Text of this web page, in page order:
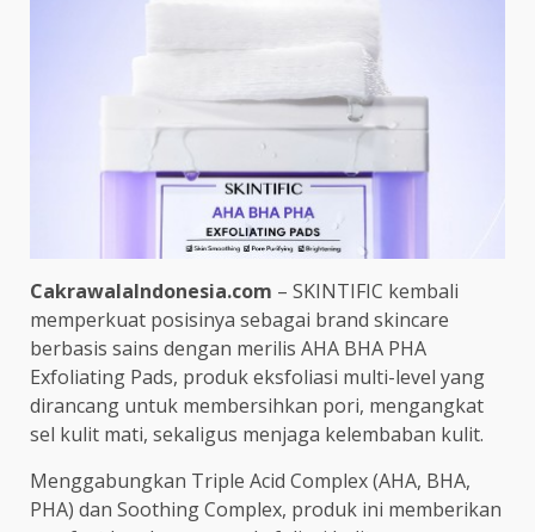
CakrawalaIndonesia.com – SKINTIFIC kembali
memperkuat posisinya sebagai brand skincare
berbasis sains dengan merilis AHA BHA PHA
Exfoliating Pads, produk eksfoliasi multi-level yang
dirancang untuk membersihkan pori, mengangkat
sel kulit mati, sekaligus menjaga kelembaban kulit.
Menggabungkan Triple Acid Complex (AHA, BHA,
PHA) dan Soothing Complex, produk ini memberikan